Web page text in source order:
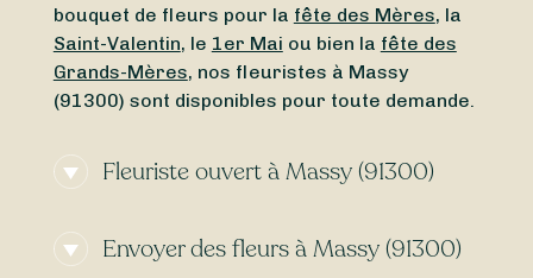
bouquet de fleurs pour la fête des Mères, la
Saint-Valentin, le 1er Mai ou bien la fête des
Grands-Mères, nos fleuristes à Massy
(91300) sont disponibles pour toute demande.
Fleuriste ouvert à Massy (91300)
à Massy (91300) ou unfleuriste ouvert en ce
Envoyer des fleurs à Massy (91300)